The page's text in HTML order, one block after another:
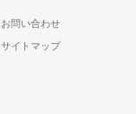
お問い合わせ
サイトマップ